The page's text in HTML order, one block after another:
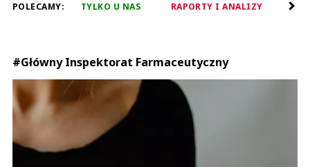
POLECAMY: TYLKO U NAS RAPORTY I ANALIZY
#Główny Inspektorat Farmaceutyczny